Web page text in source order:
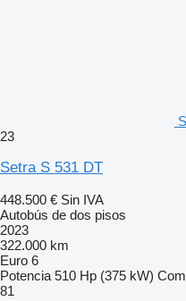
23
Setra S 531 DT
448.500 € Sin IVA
Autobús de dos pisos
2023
322.000 km
Euro 6
Potencia 510 Hp (375 kW)
81